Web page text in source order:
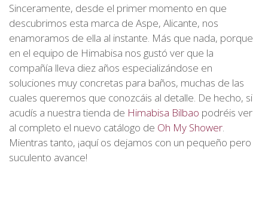
Sinceramente, desde el primer momento en que
descubrimos esta marca de Aspe, Alicante, nos
enamoramos de ella al instante. Más que nada, porque
en el equipo de Himabisa nos gustó ver que la
compañía lleva diez años especializándose en
soluciones muy concretas para baños, muchas de las
cuales queremos que conozcáis al detalle. De hecho, si
acudís a nuestra tienda de Himabisa Bilbao podréis ver
al completo el nuevo catálogo de Oh My Shower.
Mientras tanto, ¡aquí os dejamos con un pequeño pero
suculento avance!